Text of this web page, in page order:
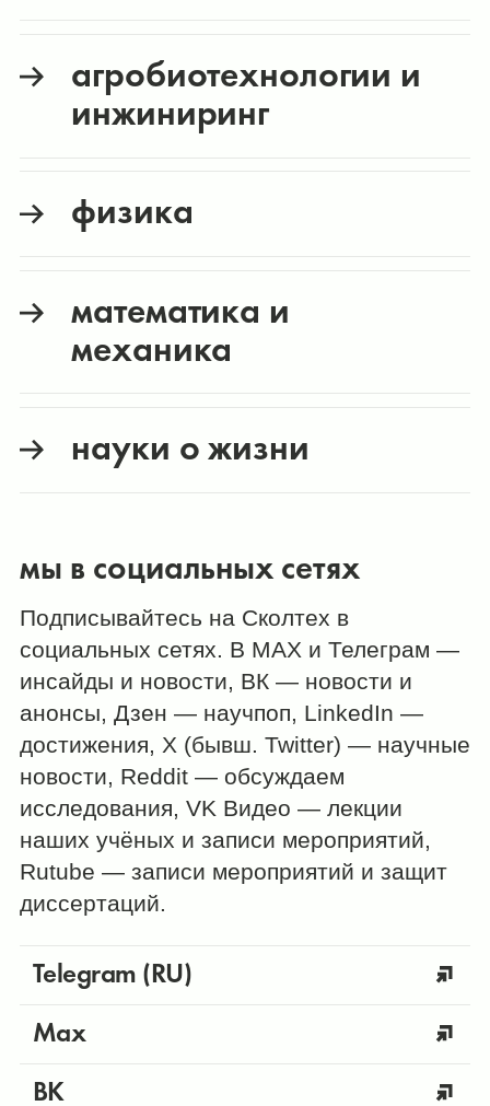
агробиотехнологии и
инжиниринг
физика
математика и
механика
науки о жизни
мы в социальных сетях
Подписывайтесь на Сколтех в
социальных сетях. В МАХ и Телеграм —
инсайды и новости, ВК — новости и
анонсы, Дзен — научпоп, LinkedIn —
достижения, X (бывш. Twitter) — научные
новости, Reddit — обсуждаем
исследования, VK Видео — лекции
наших учёных и записи мероприятий,
Rutube — записи мероприятий и защит
диссертаций.
Telegram (RU)
Max
ВК